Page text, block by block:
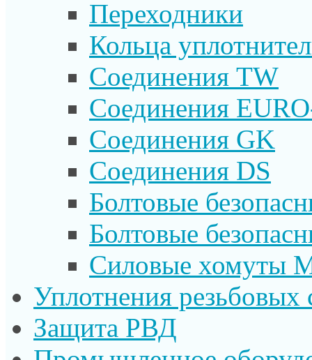
Переходники
Кольца
Соединения TW
Соединения
Соединения GK
Соединения DS
Болтовые
Болтовые
Силовые хомуты
Уплотнения резьбовых
Защита РВД